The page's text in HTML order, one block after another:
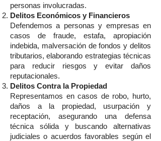
personas involucradas.
Delitos Económicos y Financieros
Defendemos a personas y empresas en
casos de fraude, estafa, apropiación
indebida, malversación de fondos y delitos
tributarios, elaborando estrategias técnicas
para reducir riesgos y evitar daños
reputacionales.
Delitos Contra la Propiedad
Representamos en casos de robo, hurto,
daños a la propiedad, usurpación y
receptación, asegurando una defensa
técnica sólida y buscando alternativas
judiciales o acuerdos favorables según el